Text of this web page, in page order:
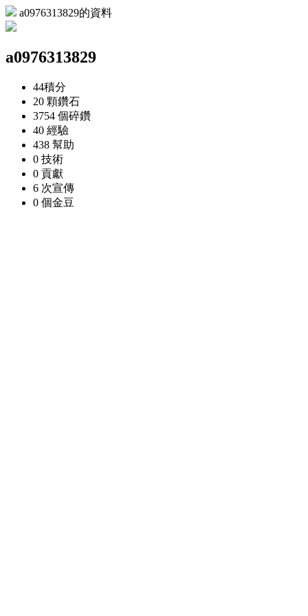
a0976313829的資料
a0976313829
44積分
20 顆鑽石
3754 個碎鑽
40 經驗
438 幫助
0 技術
0 貢獻
6 次宣傳
0 個金豆